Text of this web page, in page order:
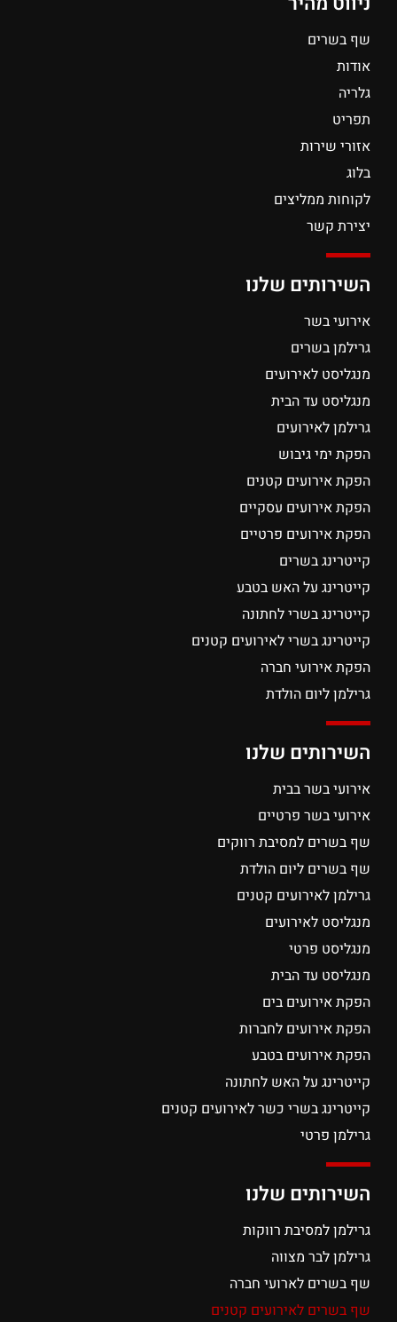
שף בשרים
אודות
גלריה
תפריט
אזורי שירות
בלוג
לקוחות ממליצים
יצירת קשר
השירותים שלנו
אירועי בשר
גרילמן בשרים
מנגליסט לאירועים
מנגליסט עד הבית
גרילמן לאירועים
הפקת ימי גיבוש
הפקת אירועים קטנים
הפקת אירועים עסקיים
הפקת אירועים פרטיים
קייטרינג בשרים
קייטרינג על האש בטבע
קייטרינג בשרי לחתונה
קייטרינג בשרי לאירועים קטנים
הפקת אירועי חברה
גרילמן ליום הולדת
השירותים שלנו
אירועי בשר בבית
אירועי בשר פרטיים
שף בשרים למסיבת רווקים
שף בשרים ליום הולדת
גרילמן לאירועים קטנים
מנגליסט לאירועים
מנגליסט פרטי
מנגליסט עד הבית
הפקת אירועים בים
הפקת אירועים לחברות
הפקת אירועים בטבע
קייטרינג על האש לחתונה
קייטרינג בשרי כשר לאירועים קטנים
גרילמן פרטי
השירותים שלנו
גרילמן למסיבת רווקות
גרילמן לבר מצווה
שף בשרים לארועי חברה
שף בשרים לאירועים קטנים